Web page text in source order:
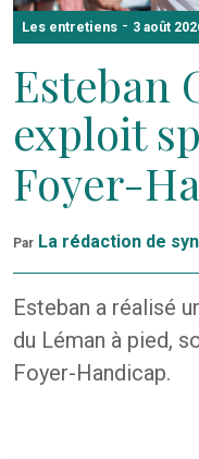
Les entretiens - 3 août
Esteban
exploit
Foyer-
Par La rédaction de
Esteban a réalisé
du Léman à pied,
Foyer-Handicap.